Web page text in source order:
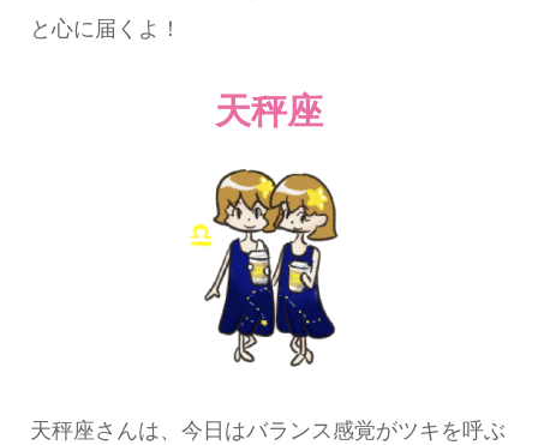
と心に届くよ！
天秤座
天秤座さんは、今日はバランス感覚がツキを呼ぶ